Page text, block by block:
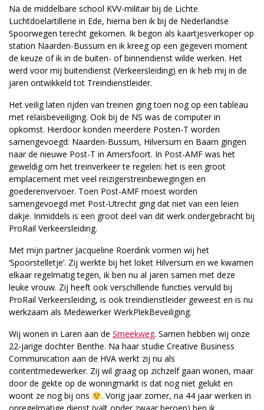
Na de middelbare school KVV-militair bij de Lichte
Luchtdoelartillerie in Ede, hierna ben ik bij de Nederlandse
Spoorwegen terecht gekomen. Ik begon als kaartjesverkoper op
station Naarden-Bussum en ik kreeg op een gegeven moment
de keuze of ik in de buiten- of binnendienst wilde werken. Het
werd voor mij buitendienst (Verkeersleiding) en ik heb mij in de
jaren ontwikkeld tot Treindienstleider.
Het veilig laten rijden van treinen ging toen nog op een tableau
met relaisbeveiliging. Ook bij de NS was de computer in
opkomst. Hierdoor konden meerdere Posten-T worden
samengevoegd: Naarden-Bussum, Hilversum en Baarn gingen
naar de nieuwe Post-T in Amersfoort. In Post-AMF was het
geweldig om het treinverkeer te regelen: het is een groot
emplacement met veel reizigerstreinbewegingen en
goederenvervoer. Toen Post-AMF moest worden
samengevoegd met Post-Utrecht ging dat niet van een leien
dakje. Inmiddels is een groot deel van dit werk ondergebracht bij
ProRail Verkeersleiding.
Met mijn partner Jacqueline Roerdink vormen wij het
‘Spoorstelletje’. Zij werkte bij het loket Hilversum en we kwamen
elkaar regelmatig tegen, ik ben nu al jaren samen met deze
leuke vrouw. Zij heeft ook verschillende functies vervuld bij
ProRail Verkeersleiding, is ook treindienstleider geweest en is nu
werkzaam als Medewerker WerkPlekBeveiliging.
Wij wonen in Laren aan de Smeekweg. Samen hebben wij onze
22-jarige dochter Benthe. Na haar studie Creative Business
Communication aan de HVA werkt zij nu als
contentmedewerker. Zij wil graag op zichzelf gaan wonen, maar
door de gekte op de woningmarkt is dat nog niet gelukt en
woont ze nog bij ons
. Vorig jaar zomer, na 44 jaar werken in